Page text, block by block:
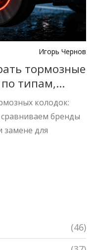
Игорь Чернов
тормозные
типам,
колодок:
бренды
замене для
(46)